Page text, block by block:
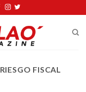
RIESGO FISCAL